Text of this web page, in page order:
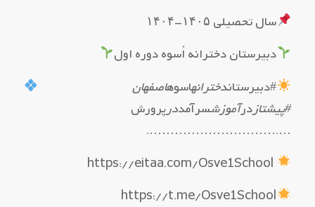
سال تحصیلی ۱۴۰۵-۱۴۰۴
دبیرستان دخترانه اُسوه دوره اول
#دبیرستاندخترانهاسوهاصفهان
#پیشتازدرآموزشسرآمددرپرورش
….………………………….
https://t.me/Osve1School